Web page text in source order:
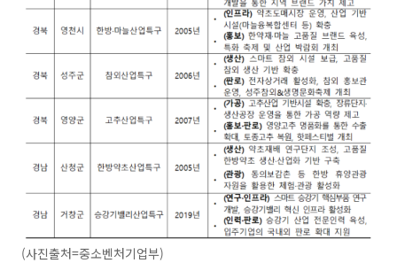
(사진출처=중소벤처기업부)